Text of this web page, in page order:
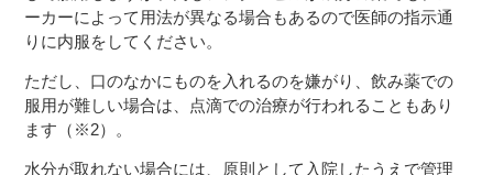
ーカーによって用法が異なる場合もあるので医師の指示通
りに内服をしてください。
ただし、口のなかにものを入れるのを嫌がり、飲み薬での
服用が難しい場合は、点滴での治療が行われることもあり
ます（※2）。
水分が取れない場合には、原則として入院したうえで管理